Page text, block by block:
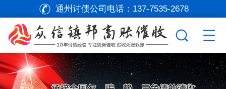
通州讨债公司电话： 137-7535-2678